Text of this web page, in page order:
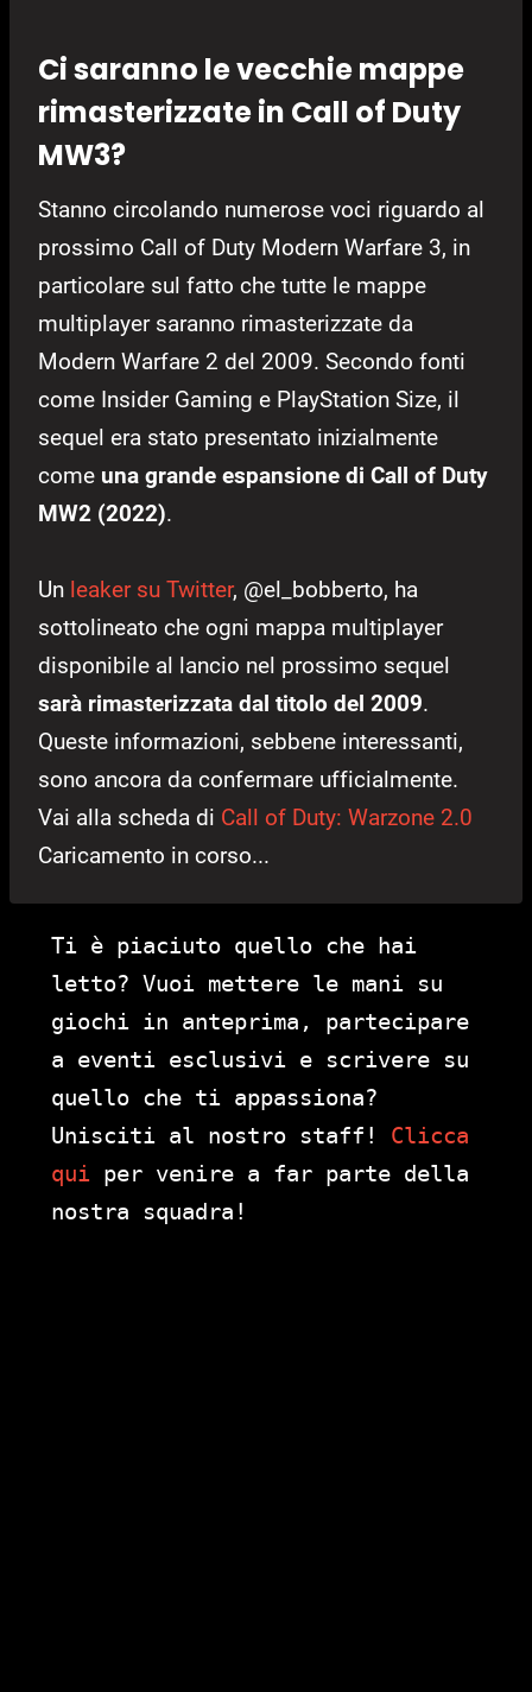
Ci saranno le vecchie mappe
rimasterizzate in Call of Duty
MW3?
Stanno circolando numerose voci riguardo al
prossimo Call of Duty Modern Warfare 3, in
particolare sul fatto che tutte le mappe
multiplayer saranno rimasterizzate da
Modern Warfare 2 del 2009. Secondo fonti
come Insider Gaming e PlayStation Size, il
sequel era stato presentato inizialmente
come una grande espansione di Call of Duty
MW2 (2022).
Un leaker su Twitter, @el_bobberto, ha
sottolineato che ogni mappa multiplayer
disponibile al lancio nel prossimo sequel
sarà rimasterizzata dal titolo del 2009.
Queste informazioni, sebbene interessanti,
sono ancora da confermare ufficialmente.
Vai alla scheda di Call of Duty: Warzone 2.0
Caricamento in corso...
Ti è piaciuto quello che hai
letto? Vuoi mettere le mani su
giochi in anteprima, partecipare
a eventi esclusivi e scrivere su
quello che ti appassiona?
Unisciti al nostro staff! Clicca
qui per venire a far parte della
nostra squadra!